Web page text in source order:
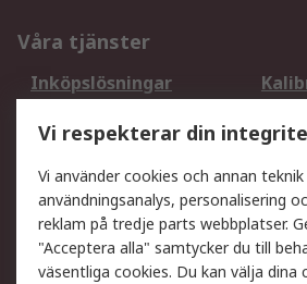
Våra tjänster
Inköpslösningar
DesignSpark
Ditt lokala säljteam
Support
Få hjälp
Vi respekterar din
Vi använder cookies och annan
användningsanalys, personalisering
reklam på tredje parts webbplatser.
"Acceptera alla" samtycker du till
väsentliga cookies. Du kan välja